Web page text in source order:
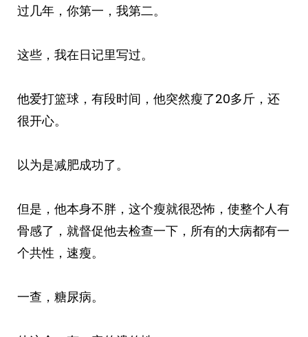
过几年，你第一，我第二。
这些，我在日记里写过。
他爱打篮球，有段时间，他突然瘦了20多斤，还
很开心。
以为是减肥成功了。
但是，他本身不胖，这个瘦就很恐怖，使整个人有
骨感了，就督促他去检查一下，所有的大病都有一
个共性，速瘦。
一查，糖尿病。